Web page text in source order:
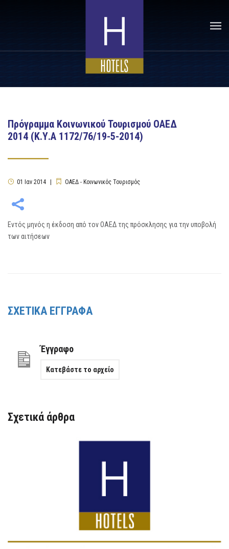
Πρόγραμμα Κοινωνικού Τουρισμού ΟΑΕΔ
2014 (Κ.Υ.Α 1172/76/19-5-2014)
01 Ιαν 2014 ΟΑΕΔ - Κοινωνικός Τουρισμός
Εντός μηνός η έκδοση από τον ΟΑΕΔ της πρόσκλησης για την υποβολή
των αιτήσεων
ΣΧΕΤΙΚΑ ΕΓΓΡΑΦΑ
Έγγραφο
Κατεβάστε το αρχείο
Σχετικά άρθρα